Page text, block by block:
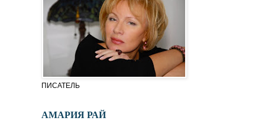
ПИСАТЕЛЬ
АМАРИЯ РАЙ